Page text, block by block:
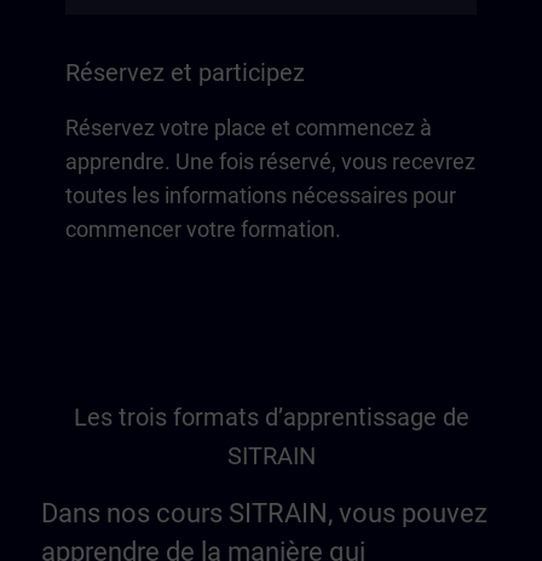
Réservez et participez
Réservez votre place et commencez à
apprendre. Une fois réservé, vous recevrez
toutes les informations nécessaires pour
commencer votre formation.
Les trois formats d’apprentissage de
SITRAIN
Dans nos cours SITRAIN, vous pouvez
apprendre de la manière qui